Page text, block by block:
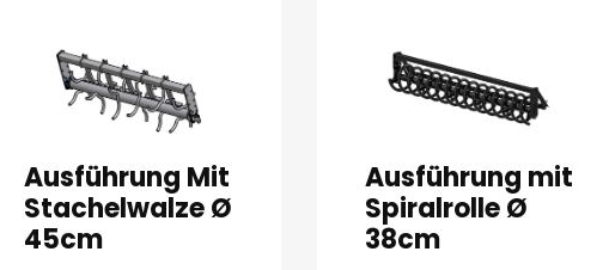
Ausführung Mit
Stachelwalze Ø
45cm
Ausführung mit
Spiralrolle Ø
38cm